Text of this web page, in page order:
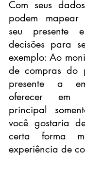
Com seus
podem mapear
seu presente
decisões para
exemplo: Ao
de compras do
presente a
oferecer em
principal
você gostaria
certa forma
experiência de